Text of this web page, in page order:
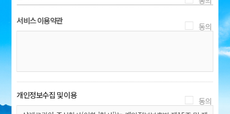
모든
에 동
의합
서비스 이용약관
샬레
에 동
니다.
이 약관은 샬레코리아 주식회사(이하 ‘회사’)에서 제공하는 전
자상거래 관련 서비스를 이용함에 있어 회사와 이용자(이하
개인정보수집 및 이용
샬레